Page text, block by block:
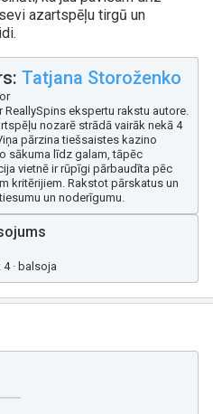
azartspēļu tirgū un
Tatjana Storoženko
ReallySpins ekspertu rakstu autore.
nozarē strādā vairāk nekā 4
pārzina tiešsaistes kazino
sākuma līdz galam, tāpēc
vietnē ir rūpīgi pārbaudīta pēc
kritērijiem. Rakstot pārskatus un
un noderīgumu.
4 · balsoja